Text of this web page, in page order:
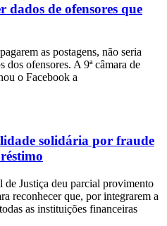
dados de ofensores que
as postagens, não seria
ofensores. A 9ª câmara de
o Facebook a
solidária por fraude
Justiça deu parcial provimento
reconhecer que, por integrarem a
as instituições financeiras